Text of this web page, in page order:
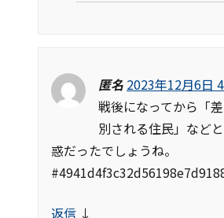
匿名 2023年12月6日
戦後になってから「
別される住民」など
惑だったでしょうね。
返信 ↓